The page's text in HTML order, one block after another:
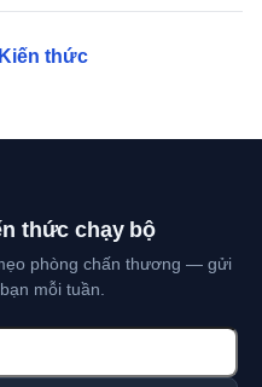
thức
thức chạy bộ
phòng chấn thương — gửi
mỗi tuần.